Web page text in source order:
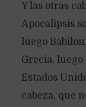
Y las otras
Apocalipsis
luego
Grecia, luego
Estados
cabeza, que